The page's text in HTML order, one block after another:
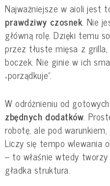
Najważniejsze w aioli jest
prawdziwy czosnek. Nie
główną rolę. Dzięki temu
przez tłuste mięsa z
boczek. Nie ginie w ich
„porządkuje”.
W odróżnieniu od
zbędnych dodatków.
robotę, ale pod
Liczy się tempo wlewania
– to właśnie wtedy
gładka struktura.